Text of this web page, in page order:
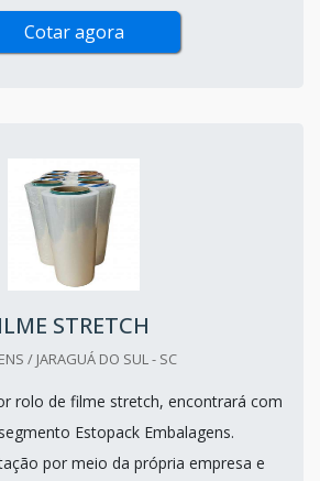
Cotar agora
STRETCH
/ JARAGUÁ DO SUL - SC
rolo de filme stretch, encontrará com
Estopack Embalagens.
por meio da própria empresa e